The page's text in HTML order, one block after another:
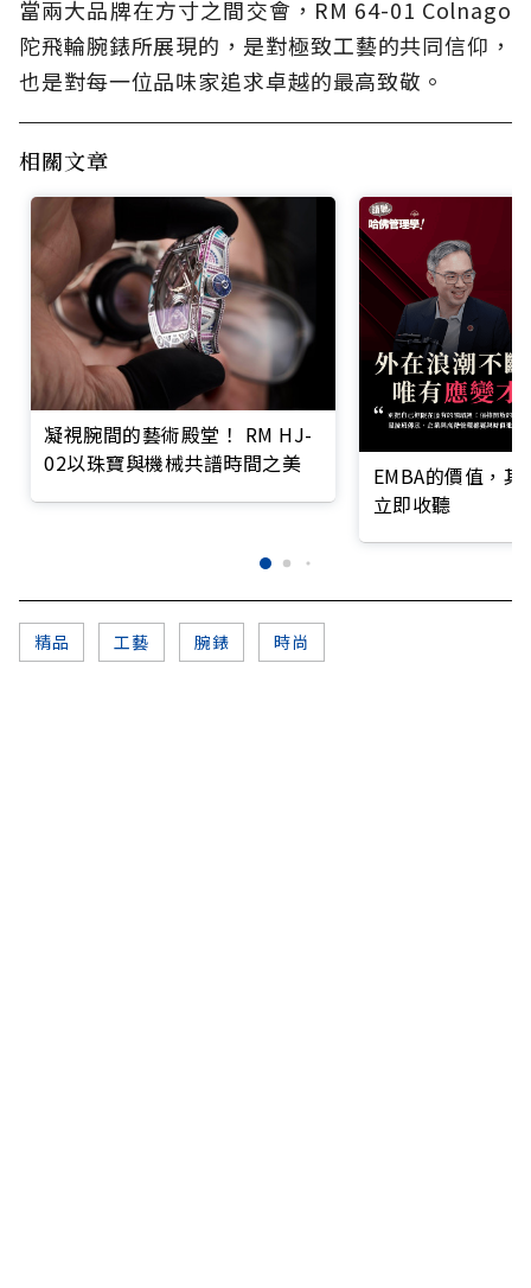
當兩大品牌在方寸之間交會，RM 64-01 Colnago
陀飛輪腕錶所展現的，是對極致工藝的共同信仰，
也是對每一位品味家追求卓越的最高致敬。
相關文章
凝視腕間的藝術殿堂！ RM HJ-
02以珠寶與機械共譜時間之美
EMBA的價值，
立即收聽
精品 工藝 腕錶 時尚